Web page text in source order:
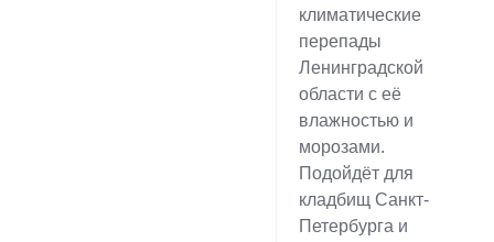
климатические
перепады
Ленинградской
области с её
влажностью и
морозами.
Подойдёт для
кладбищ Санкт-
Петербурга и